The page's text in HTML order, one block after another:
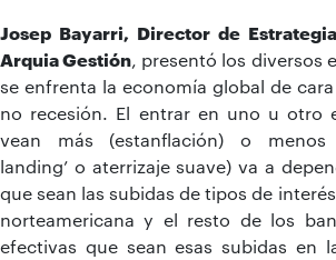
Josep Bayarri, Director de
Arquia Gestión , presentó los diversos
se enfrenta la economía global de
no recesión. El entrar en uno u otro
vean más (estanflación) o menos
landing’ o aterrizaje suave) va a
que sean las subidas de tipos de
norteamericana y el resto de los
efectivas que sean esas subidas en